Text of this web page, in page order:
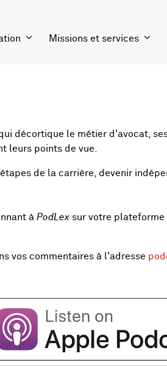
Missions et services
décortique le métier d'avocat,
leurs points de vue.
de la carrière, devenir
à PodLex sur votre plateforme
vos commentaires à l'adresse